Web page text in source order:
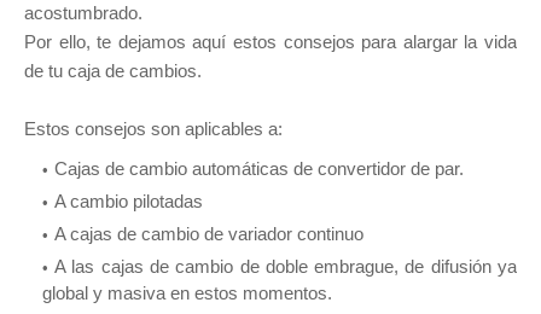
acostumbrado.
Por ello, te dejamos aquí estos consejos para alargar la vida
de tu caja de cambios.
Estos consejos son aplicables a:
Cajas de cambio automáticas de convertidor de par.
A cambio pilotadas
A cajas de cambio de variador continuo
A las cajas de cambio de doble embrague, de difusión ya
global y masiva en estos momentos.